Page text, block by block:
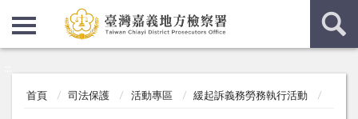
首頁 司法保護 活動專區 緩起訴義務勞務執行活動